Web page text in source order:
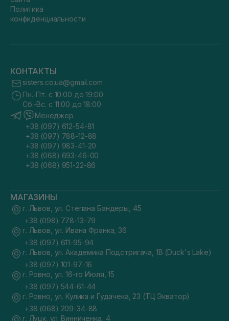
Политика
конфиденциальности
КОНТАКТЫ
sisters.co.ua@gmail.com
Пн.-Пт. с 10:00 до 19:00
Сб.-Вс. с 11:00 до 18:00
Менеджер
+38 (097) 612-54-81
+38 (097) 788-12-88
+38 (097) 983-41-20
+38 (068) 693-46-00
+38 (068) 951-22-86
МАГАЗИНЫ
г. Львов, ул. Степана Бандеры, 45
+38 (098) 778-13-79
г. Львов, ул. Ивана Франка, 36
+38 (097) 611-95-94
г. Львов, ул. Академика Подстригача, 1В (Duck's Lake)
+38 (097) 101-97-16
г. Ровно, ул. 16-го Июля, 15
+38 (097) 544-61-44
г. Ровно, ул. Кулика и Гудачека, 23 (ТЦ Экватор)
+38 (068) 209-34-88
г. Луцк, ул. Винниченка, 4